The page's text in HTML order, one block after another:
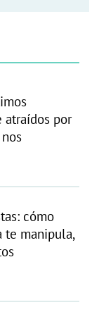
por
cómo
te manipula,